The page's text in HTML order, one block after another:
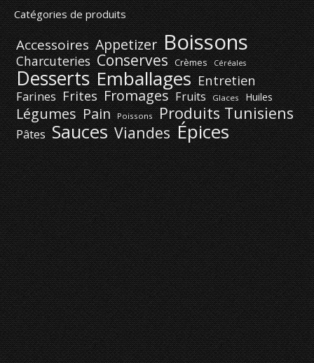
Catégories de produits
Accessoires Appetizer Boissons
Charcuteries Conserves Crèmes Céréales
Desserts Emballages Entretien
Farines Frites Fromages Fruits Glaces Huiles
Légumes Pain Poissons Produits Tunisiens
Pâtes Sauces Viandes Épices